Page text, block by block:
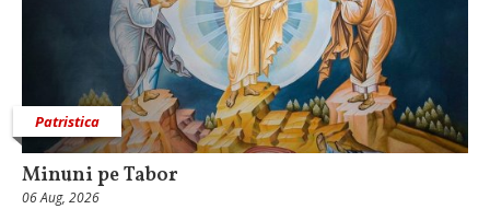
Patristica
Minuni pe Tabor
06 Aug, 2026